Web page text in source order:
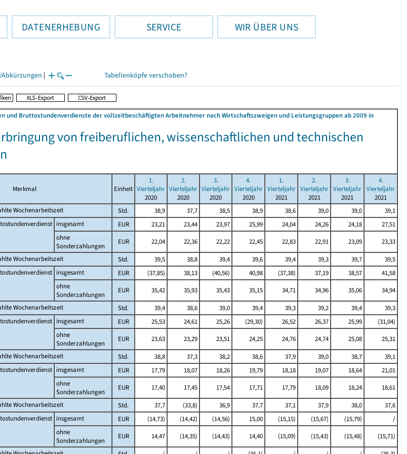
DATENERHEBUNG SERVICE WIR ÜBER UNS
| Tabellenköpfe verschoben?
und Bruttostundenverdienste der vollzeitbeschäftigten Arbeitnehmer nach Wirtschaftszweigen und Leistungsgruppen ab 2009 in
von freiberuflichen, wissenschaftlichen und technischen
Merkmal Einheit
1.
Vierteljahr
2020
2.
Vierteljahr
2020
3.
Vierteljahr
2020
4.
Vierteljahr
2020
1.
Vierteljahr
2021
2.
Vierteljahr
2021
3.
Vierteljahr
2021
4.
Vierteljahr
2021
Wochenarbeitszeit Std. 38,9 37,7 38,5 38,9 38,6 39,0 39,0
39,1
insgesamt EUR 23,21 23,44 23,97 25,99 24,04 24,26 24,18
27,51
ohne
Sonderzahlungen
EUR 22,04 22,36 22,22 22,45 22,83 22,91 23,09
23,33
Wochenarbeitszeit Std. 39,5 38,8 39,4 39,6 39,4 39,3 39,7
39,5
insgesamt EUR (37,85) 38,13 (40,56) 40,98 (37,38) 37,19 38,57
41,58
ohne
Sonderzahlungen
EUR 35,42 35,93 35,43 35,15 34,71 34,96 35,06
34,94
Wochenarbeitszeit Std. 39,4 38,6 39,0 39,4 39,3 39,2 39,4
39,3
insgesamt EUR 25,53 24,61 25,26 (29,30) 26,52 26,37 25,99
(31,04)
ohne
Sonderzahlungen
EUR 23,63 23,29 23,51 24,25 24,76 24,74 25,08
25,31
Wochenarbeitszeit Std. 38,8 37,3 38,2 38,6 37,9 39,0 38,7
39,1
insgesamt EUR 17,79 18,07 18,26 19,79 18,18 19,07 18,64
21,01
ohne
Sonderzahlungen
EUR 17,40 17,45 17,54 17,71 17,79 18,09 18,24
18,61
Wochenarbeitszeit Std. 37,7 (33,8) 36,9 37,7 37,1 37,9 38,0
37,6
insgesamt EUR (14,73) (14,42) (14,56) 15,00 (15,15) (15,67) (15,79)
/
ohne
Sonderzahlungen
EUR 14,47 (14,35) (14,43) 14,40 (15,09) (15,43) (15,48)
(15,71)